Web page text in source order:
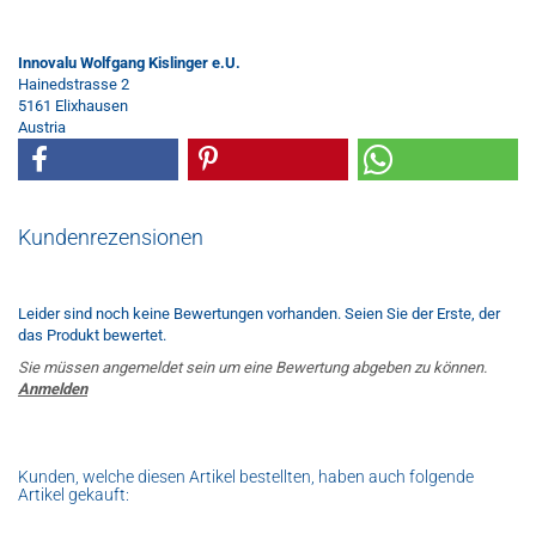
Innovalu Wolfgang Kislinger e.U.
Hainedstrasse 2
5161 Elixhausen
Austria
Kundenrezensionen
Leider sind noch keine Bewertungen vorhanden. Seien Sie der Erste, der
das Produkt bewertet.
Sie müssen angemeldet sein um eine Bewertung abgeben zu können.
Anmelden
Kunden, welche diesen Artikel bestellten, haben auch folgende
Artikel gekauft: